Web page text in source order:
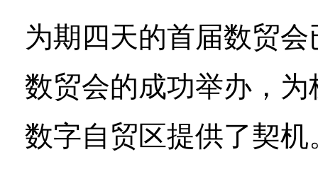
为期四天的首届数贸
数贸会的成功举办，
数字自贸区提供了契